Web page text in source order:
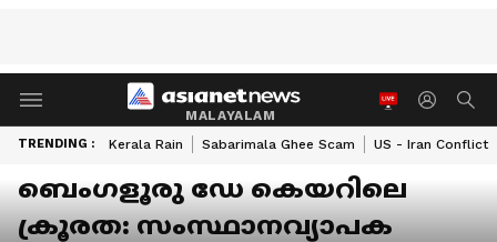
MALAYALAM
TRENDING : Kerala Rain Sabarimala Ghee Scam US - Iran Conflict
ബെംഗളൂരു ഡേ കെയറിലെ
ക്രൂരത: സംസ്ഥാനവ്യാപക